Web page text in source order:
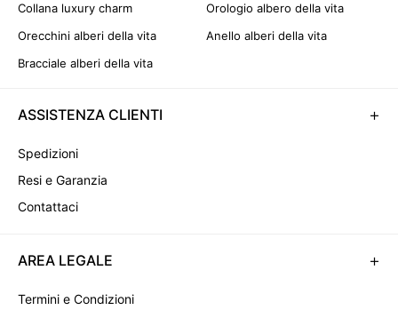
Collana luxury charm
Orologio albero della vita
Orecchini alberi della vita
Anello alberi della vita
Bracciale alberi della vita
ASSISTENZA CLIENTI +
Spedizioni
Resi e Garanzia
Contattaci
AREA LEGALE +
Termini e Condizioni